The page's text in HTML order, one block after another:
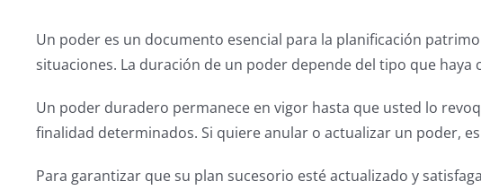
Un poder es un documento esencial para la planificación
situaciones. La duración de un poder depende del tipo que haya
Un poder duradero permanece en vigor hasta que usted lo
finalidad determinados. Si quiere anular o actualizar un poder,
Para garantizar que su plan sucesorio esté actualizado y